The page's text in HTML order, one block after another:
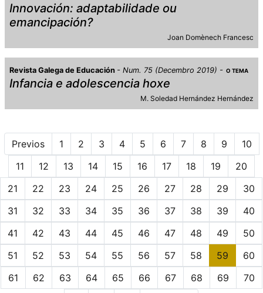
Innovación: adaptabilidade ou
emancipación?
Joan Domènech Francesc
Revista Galega de Educación Num. 75 (Decembro 2019) O TEMA
Infancia e adolescencia hoxe
M. Soledad Hernández Hernández
Previos 1 2 3 4 5 6 7 8 9
10
11
12 13 14 15 16 17 18 19
20
21
22 23 24 25 26 27 28 29
30
31
32 33 34 35 36 37 38 39
40
41
42 43 44 45 46 47 48 49
50
51
52 53 54 55 56 57 58 59
60
61
62 63 64 65 66 67 68 69
70